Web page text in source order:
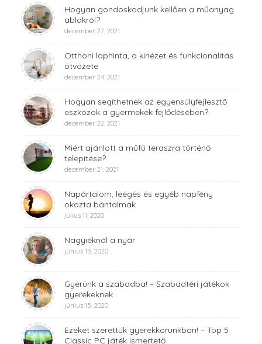
Hogyan gondoskodjunk kellően a műanyag
ablakról?
december 27, 2021
Otthoni laphinta, a kinézet és funkcionalitás
ötvözete
december 24, 2021
Hogyan segíthetnek az egyensúlyfejlesztő
eszközök a gyermekek fejlődésében?
december 22, 2021
Miért ajánlott a műfű teraszra történő
telepítése?
december 21, 2021
Napártalom, leégés és egyéb napfény
okozta bántalmak
július 11, 2020
Nagyiéknál a nyár
június 15, 2020
Gyerünk a szabadba! – Szabadtéri játékok
gyerekeknek
június 15, 2020
Ezeket szerettük gyerekkorunkban! – Top 5
Classic PC játék ismertető